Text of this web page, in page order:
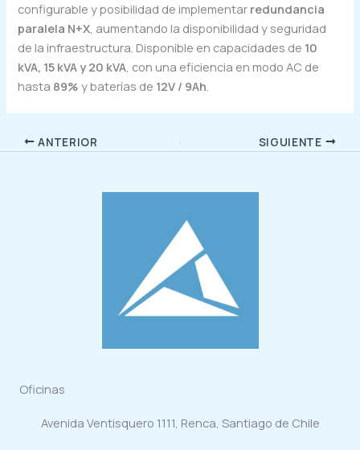
configurable y posibilidad de implementar redundancia
paralela N+X, aumentando la disponibilidad y seguridad
de la infraestructura. Disponible en capacidades de 10
kVA, 15 kVA y 20 kVA, con una eficiencia en modo AC de
hasta 89% y baterías de 12V / 9Ah.
ANTERIOR SIGUIENTE
Oficinas
Avenida Ventisquero 1111, Renca, Santiago de Chile